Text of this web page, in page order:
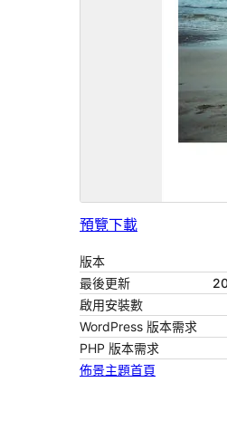
預覽下載
版本
最後更新
啟用安裝數
WordPress 版本需求
PHP 版本需求
佈景主題首頁